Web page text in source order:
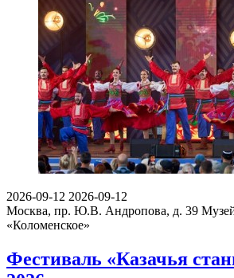
2026-09-12 2026-09-12
Москва, пр. Ю.В. Андропова, д. 39
«Коломенское»
Фестиваль «Казачья